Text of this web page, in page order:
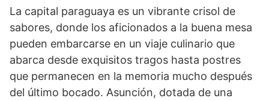
La capital paraguaya es un vibrante crisol de
sabores, donde los aficionados a la buena mesa
pueden embarcarse en un viaje culinario que
abarca desde exquisitos tragos hasta postres
que permanecen en la memoria mucho después
del último bocado. Asunción, dotada de una